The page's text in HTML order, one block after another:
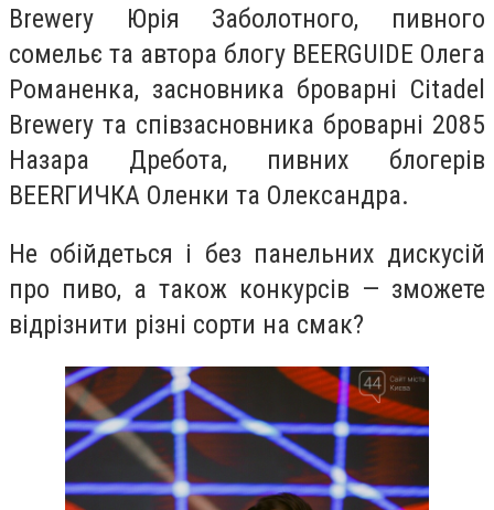
Brewery Юрія Заболотного, пивного
сомельє та автора блогу BEERGUIDE Олега
Романенка, засновника броварні Citadel
Brewery та співзасновника броварні 2085
Назара Дребота, пивних блогерів
BEERГИЧКА Оленки та Олександра.
Не обійдеться і без панельних дискусій
про пиво, а також конкурсів — зможете
відрізнити різні сорти на смак?